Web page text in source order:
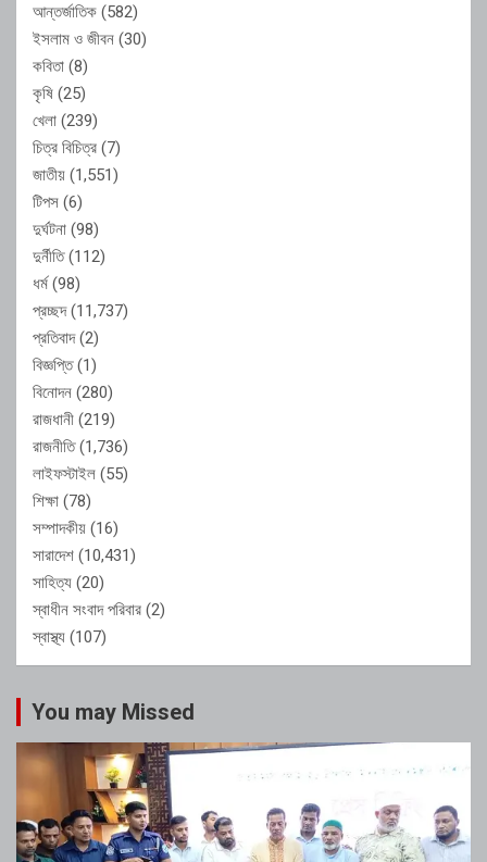
আন্তর্জাতিক (582)
ইসলাম ও জীবন (30)
কবিতা (8)
কৃষি (25)
খেলা (239)
চিত্র বিচিত্র (7)
জাতীয় (1,551)
টিপস (6)
দুর্ঘটনা (98)
দুর্নীতি(112)
ধর্ম(98)
প্রচ্ছদ(11,737)
প্রতিবাদ(2)
বিজ্ঞপ্তি(1)
বিনোদন (280)
রাজধানী (219)
রাজনীতি(1,736)
লাইফস্টাইল (55)
শিক্ষা (78)
সম্পাদকীয় (16)
সারাদেশ (10,431)
সাহিত্য (20)
স্বাধীন সংবাদ পরিবার (2)
স্বাস্থ্য (107)
You may Missed